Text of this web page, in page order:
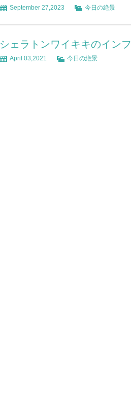
September 27,2023 今日の絶景
シェラトンワイキキのイン
April 03,2021 今日の絶景